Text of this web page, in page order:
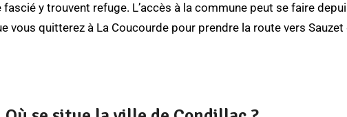
y trouvent refuge. L’accès à la commune peut se faire
quitterez à La Coucourde pour prendre la route vers Sauzet